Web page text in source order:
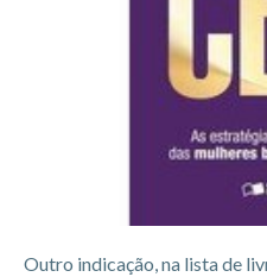
Outro indicação, na lista de